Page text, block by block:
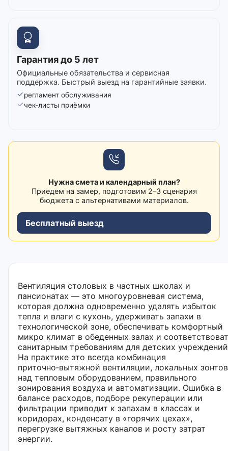
Гарантия до 5 лет
Официальные обязательства и сервисная
поддержка. Быстрый выезд на гарантийные заявки.
регламент обслуживания
чек-листы приёмки
Нужна смета и календарный план?
Приедем на замер, подготовим 2–3 сценария
бюджета с альтернативами материалов.
Бесплатный выезд
Вентиляция столовых в частных школах и
пансионатах — это многоуровневая система,
которая должна одновременно удалять избыток
тепла и влаги с кухонь, удерживать запахи в
технологической зоне, обеспечивать комфортный
микро климат в обеденных залах и
санитарным требованиям для детских
На практике это всегда комбинация
приточно‑вытяжной вентиляции, локальных зонтов
над тепловым оборудованием, правильного
зонирования воздуха и автоматизации. Ошибка в
балансе расходов, подборе рекуперации или
фильтрации приводит к запахам в классах и
коридорах, конденсату в «горячих цехах»,
перегрузке вытяжных каналов и росту затрат
энергии.